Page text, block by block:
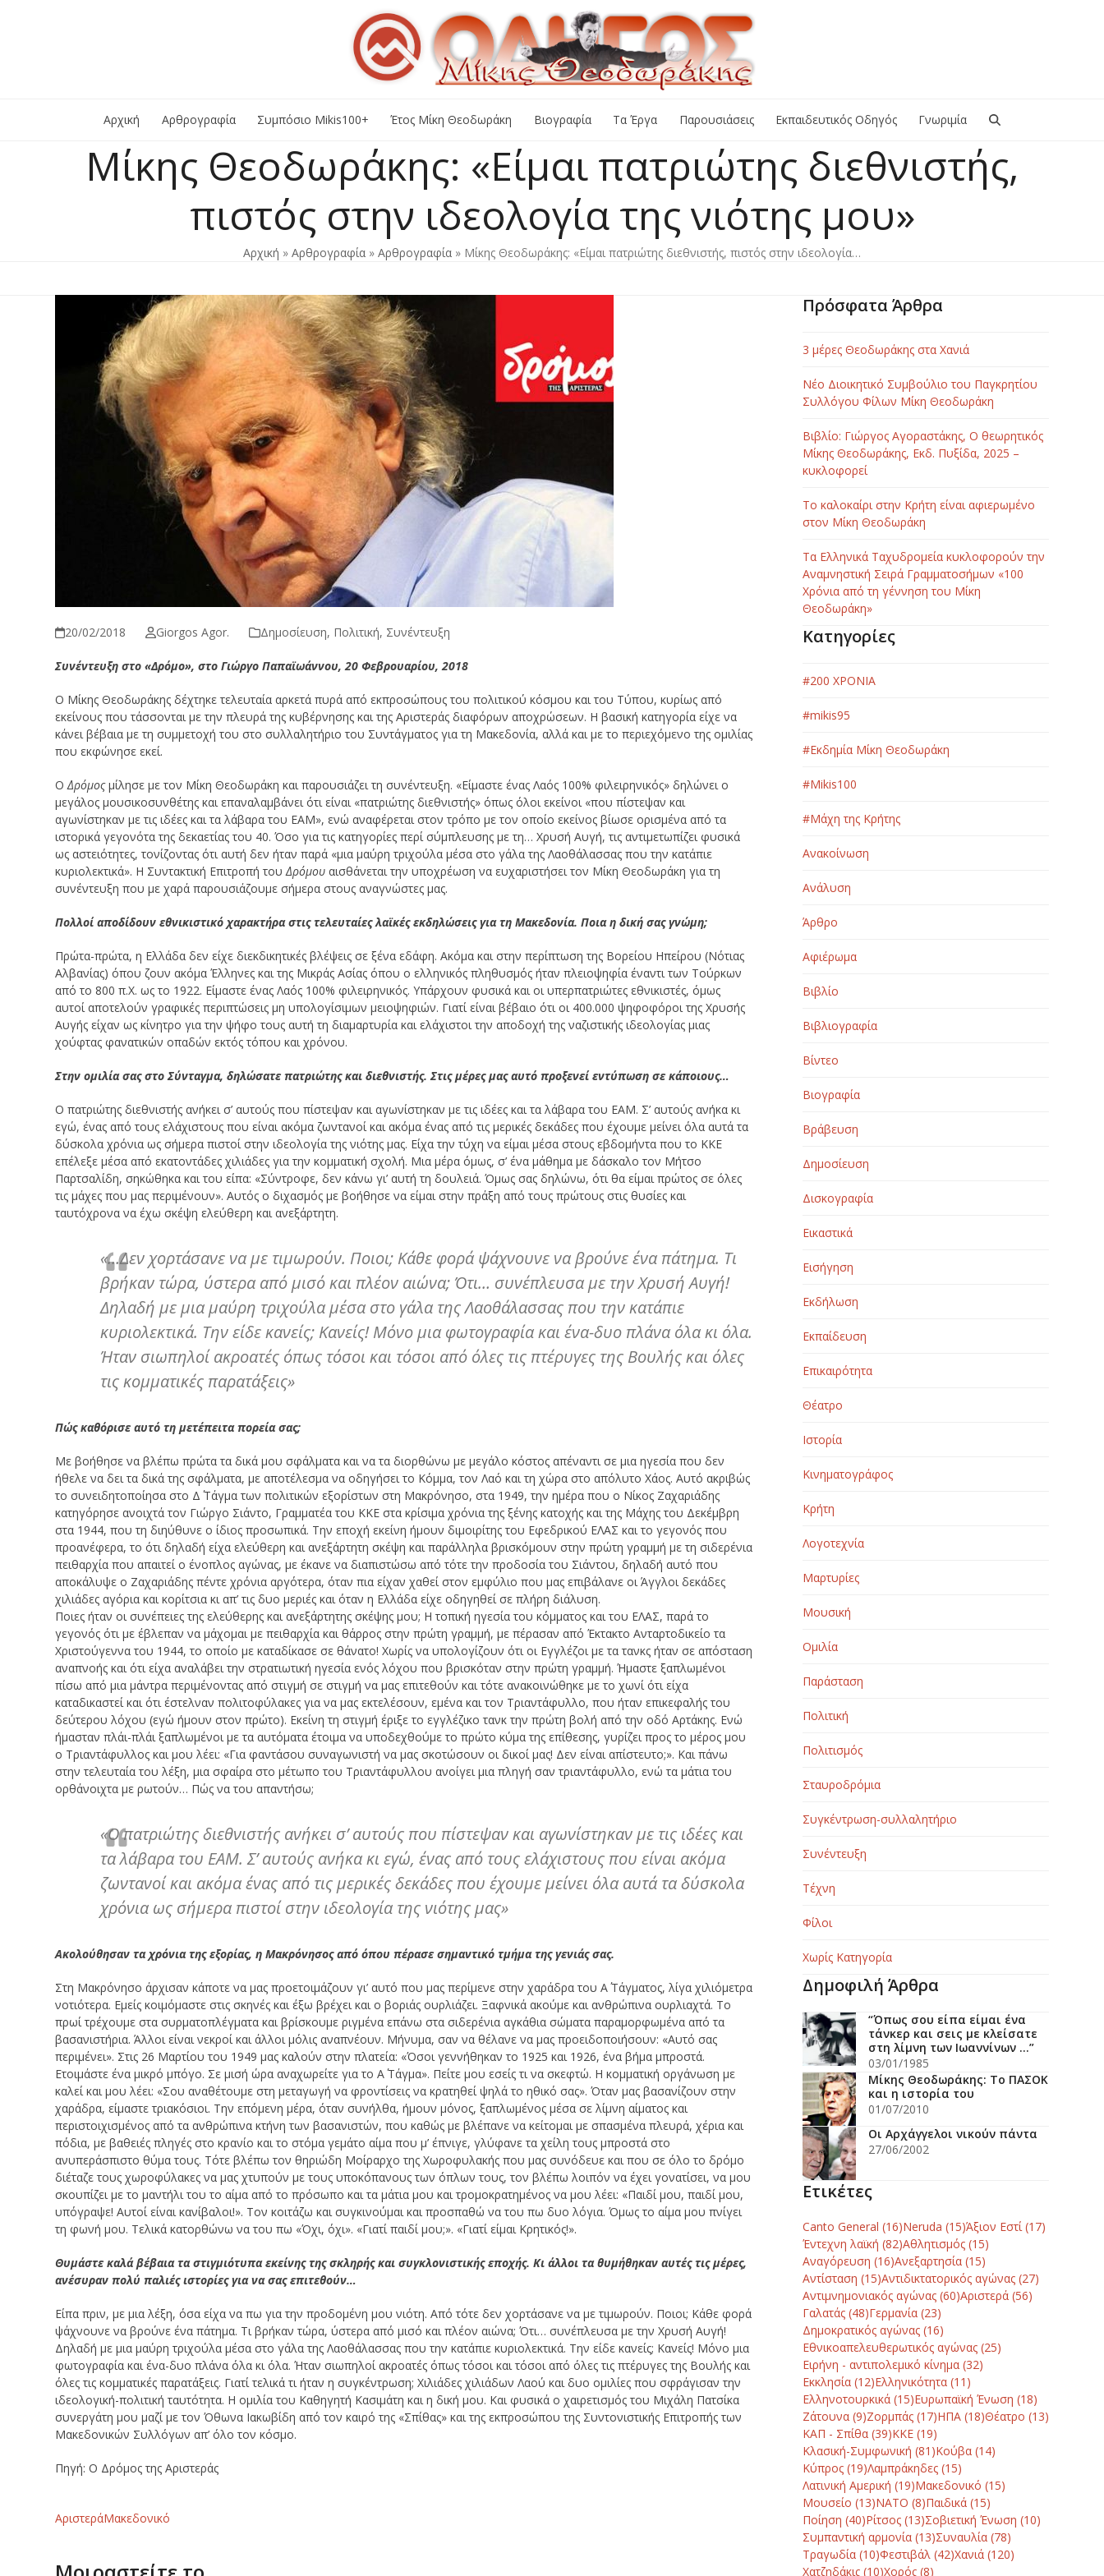
Αρχική Αρθρογραφία Συμπόσιο Mikis100+ Έτος Μίκη Θεοδωράκη Βιογραφία Τα Έργα Παρουσιάσεις Εκπαιδευτικός Οδηγός Γνωριμία
Μίκης Θεοδωράκης: «Είμαι πατριώτης διεθνιστής,
πιστός στην ιδεολογία της νιότης μου»
Αρχική » Αρθρογραφία » Αρθρογραφία » Μίκης Θεοδωράκης: «Είμαι πατριώτης διεθνιστής, πιστός στην ιδεολογία…
20/02/2018 Giorgos Agor. Δημοσίευση, Πολιτική, Συνέντευξη
Συνέντευξη στο «Δρόμο», στο Γιώργο Παπαϊωάννου, 20 Φεβρουαρίου, 2018
O Μίκης Θεοδωράκης δέχτηκε τελευταία αρκετά πυρά από εκπροσώπους του πολιτικού κόσμου και του Τύπου, κυρίως από
εκείνους που τάσσονται με την πλευρά της κυβέρνησης και της Αριστεράς διαφόρων αποχρώσεων. Η βασική κατηγορία είχε να
κάνει βέβαια με τη συμμετοχή του στο συλλαλητήριο του Συντάγματος για τη Μακεδονία, αλλά και με το περιεχόμενο της ομιλίας
που εκφώνησε εκεί.
ΟΔρόμοςμίλησε με τον Μίκη Θεοδωράκη και παρουσιάζει τη συνέντευξη. «Είμαστε ένας Λαός 100% φιλειρηνικός» δηλώνει ο
μεγάλος μουσικοσυνθέτης και επαναλαμβάνει ότι είναι «πατριώτης διεθνιστής» όπως όλοι εκείνοι «που πίστεψαν και
αγωνίστηκαν με τις ιδέες και τα λάβαρα του ΕΑΜ», ενώ αναφέρεται στον τρόπο με τον οποίο εκείνος βίωσε ορισμένα από τα
ιστορικά γεγονότα της δεκαετίας του 40. Όσο για τις κατηγορίες περί σύμπλευσης με τη… Χρυσή Αυγή, τις αντιμετωπίζει φυσικά
ως αστειότητες, τονίζοντας ότι αυτή δεν ήταν παρά «μια μαύρη τριχούλα μέσα στο γάλα της Λαοθάλασσας που την κατάπιε
κυριολεκτικά». Η Συντακτική Επιτροπή τουΔρόμου αισθάνεται την υποχρέωση να ευχαριστήσει τον Μίκη Θεοδωράκη για τη
συνέντευξη που με χαρά παρουσιάζουμε σήμερα στους αναγνώστες μας.
Πολλοί αποδίδουν εθνικιστικό χαρακτήρα στις τελευταίες λαϊκές εκδηλώσεις για τη Μακεδονία. Ποια η δική σας γνώμη;
Πρώτα-πρώτα, η Ελλάδα δεν είχε διεκδικητικές βλέψεις σε ξένα εδάφη. Ακόμα και στην περίπτωση της Βορείου Ηπείρου (Νότιας
Αλβανίας) όπου ζουν ακόμα Έλληνες και της Μικράς Ασίας όπου ο ελληνικός πληθυσμός ήταν πλειοψηφία έναντι των Τούρκων
από το 800 π.Χ. ως το 1922. Είμαστε ένας Λαός 100% φιλειρηνικός. Υπάρχουν φυσικά και οι υπερπατριώτες εθνικιστές, όμως
αυτοί αποτελούν γραφικές περιπτώσεις μη υπολογίσιμων μειοψηφιών. Γιατί είναι βέβαιο ότι οι 400.000 ψηφοφόροι της Χρυσής
Αυγής είχαν ως κίνητρο για την ψήφο τους αυτή τη διαμαρτυρία και ελάχιστοι την αποδοχή της ναζιστικής ιδεολογίας μιας
χούφτας φανατικών οπαδών εκτός τόπου και χρόνου.
Στην ομιλία σας στο Σύνταγμα, δηλώσατε πατριώτης και διεθνιστής. Στις μέρες μας αυτό προξενεί εντύπωση σε κάποιους…
Ο πατριώτης διεθνιστής ανήκει σ’ αυτούς που πίστεψαν και αγωνίστηκαν με τις ιδέες και τα λάβαρα του ΕΑΜ. Σ’ αυτούς ανήκα κι
εγώ, ένας από τους ελάχιστους που είναι ακόμα ζωντανοί και ακόμα ένας από τις μερικές δεκάδες που έχουμε μείνει όλα αυτά τα
δύσκολα χρόνια ως σήμερα πιστοί στην ιδεολογία της νιότης μας. Είχα την τύχη να είμαι μέσα στους εβδομήντα που το ΚΚΕ
επέλεξε μέσα από εκατοντάδες χιλιάδες για την κομματική σχολή. Μια μέρα όμως, σ’ ένα μάθημα με δάσκαλο τον Μήτσο
Παρτσαλίδη, σηκώθηκα και του είπα: «Σύντροφε, δεν κάνω γι’ αυτή τη δουλειά. Όμως σας δηλώνω, ότι θα είμαι πρώτος σε όλες
τις μάχες που μας περιμένουν». Αυτός ο διχασμός με βοήθησε να είμαι στην πράξη από τους πρώτους στις θυσίες και
ταυτόχρονα να έχω σκέψη ελεύθερη και ανεξάρτητη.
«…Δεν χορτάσανε να με τιμωρούν. Ποιοι; Κάθε φορά ψάχνουνε να βρούνε ένα πάτημα. Τι
βρήκαν τώρα, ύστερα από μισό και πλέον αιώνα; Ότι… συνέπλευσα με την Χρυσή Αυγή!
Δηλαδή με μια μαύρη τριχούλα μέσα στο γάλα της Λαοθάλασσας που την κατάπιε
κυριολεκτικά. Την είδε κανείς; Κανείς! Μόνο μια φωτογραφία και ένα-δυο πλάνα όλα κι όλα.
Ήταν σιωπηλοί ακροατές όπως τόσοι και τόσοι από όλες τις πτέρυγες της Βουλής και όλες
τις κομματικές παρατάξεις»
Πώς καθόρισε αυτό τη μετέπειτα πορεία σας;
Με βοήθησε να βλέπω πρώτα τα δικά μου σφάλματα και να τα διορθώνω με μεγάλο κόστος απέναντι σε μια ηγεσία που δεν
ήθελε να δει τα δικά της σφάλματα, με αποτέλεσμα να οδηγήσει το Κόμμα, τον Λαό και τη χώρα στο απόλυτο Χάος. Αυτό ακριβώς
το συνειδητοποίησα στο Δ΄ Τάγμα των πολιτικών εξορίστων στη Μακρόνησο, στα 1949, την ημέρα που ο Νίκος Ζαχαριάδης
κατηγόρησε ανοιχτά τον Γιώργο Σιάντο, Γραμματέα του ΚΚΕ στα κρίσιμα χρόνια της ξένης κατοχής και της Μάχης του Δεκέμβρη
στα 1944, που τη διηύθυνε ο ίδιος προσωπικά. Την εποχή εκείνη ήμουν διμοιρίτης του Εφεδρικού ΕΛΑΣ και το γεγονός που
προανέφερα, το ότι δηλαδή είχα ελεύθερη και ανεξάρτητη σκέψη και παράλληλα βρισκόμουν στην πρώτη γραμμή με τη σιδερένια
πειθαρχία που απαιτεί ο ένοπλος αγώνας, με έκανε να διαπιστώσω από τότε την προδοσία του Σιάντου, δηλαδή αυτό που
αποκάλυψε ο Ζαχαριάδης πέντε χρόνια αργότερα, όταν πια είχαν χαθεί στον εμφύλιο που μας επιβάλανε οι Άγγλοι δεκάδες
χιλιάδες αγόρια και κορίτσια κι απ’ τις δυο μεριές και όταν η Ελλάδα είχε οδηγηθεί σε πλήρη διάλυση.
Ποιες ήταν οι συνέπειες της ελεύθερης και ανεξάρτητης σκέψης μου; Η τοπική ηγεσία του κόμματος και του ΕΛΑΣ, παρά το
γεγονός ότι με έβλεπαν να μάχομαι με πειθαρχία και θάρρος στην πρώτη γραμμή, με πέρασαν από Έκτακτο Ανταρτοδικείο τα
Χριστούγεννα του 1944, το οποίο με καταδίκασε σε θάνατο! Χωρίς να υπολογίζουν ότι οι Εγγλέζοι με τα τανκς ήταν σε απόσταση
αναπνοής και ότι είχα αναλάβει την στρατιωτική ηγεσία ενός λόχου που βρισκόταν στην πρώτη γραμμή. Ήμαστε ξαπλωμένοι
πίσω από μια μάντρα περιμένοντας από στιγμή σε στιγμή να μας επιτεθούν και τότε ανακοινώθηκε με το χωνί ότι είχα
καταδικαστεί και ότι έστελναν πολιτοφύλακες για να μας εκτελέσουν, εμένα και τον Τριαντάφυλλο, που ήταν επικεφαλής του
δεύτερου λόχου (εγώ ήμουν στον πρώτο). Εκείνη τη στιγμή έριξε το εγγλέζικο τανκ την πρώτη βολή από την οδό Αρτάκης. Ενώ
ήμασταν πλάι-πλάι ξαπλωμένοι με τα αυτόματα έτοιμα να υποδεχθούμε το πρώτο κύμα της επίθεσης, γυρίζει προς το μέρος μου
ο Τριαντάφυλλος και μου λέει: «Για φαντάσου συναγωνιστή να μας σκοτώσουν οι δικοί μας! Δεν είναι απίστευτο;». Και πάνω
στην τελευταία του λέξη, μια σφαίρα στο μέτωπο του Τριαντάφυλλου ανοίγει μια πληγή σαν τριαντάφυλλο, ενώ τα μάτια του
ορθάνοιχτα με ρωτούν… Πώς να του απαντήσω;
«Ο πατριώτης διεθνιστής ανήκει σ’ αυτούς που πίστεψαν και αγωνίστηκαν με τις ιδέες και
τα λάβαρα του ΕΑΜ. Σ’ αυτούς ανήκα κι εγώ, ένας από τους ελάχιστους που είναι ακόμα
ζωντανοί και ακόμα ένας από τις μερικές δεκάδες που έχουμε μείνει όλα αυτά τα δύσκολα
χρόνια ως σήμερα πιστοί στην ιδεολογία της νιότης μας»
Ακολούθησαν τα χρόνια της εξορίας, η Μακρόνησος από όπου πέρασε σημαντικό τμήμα της γενιάς σας.
Στη Μακρόνησο άρχισαν κάποτε να μας προετοιμάζουν γι’ αυτό που μας περίμενε στην χαράδρα του Α΄ Τάγματος, λίγα χιλιόμετρα
νοτιότερα. Εμείς κοιμόμαστε στις σκηνές και έξω βρέχει και ο βοριάς ουρλιάζει. Ξαφνικά ακούμε και ανθρώπινα ουρλιαχτά. Το
πρωί τρέχουμε στα συρματοπλέγματα και βρίσκουμε ριγμένα επάνω στα σιδερένια αγκάθια σώματα παραμορφωμένα από τα
βασανιστήρια. Άλλοι είναι νεκροί και άλλοι μόλις αναπνέουν. Μήνυμα, σαν να θέλανε να μας προειδοποιήσουν: «Αυτό σας
περιμένει». Στις 26 Μαρτίου του 1949 μας καλούν στην πλατεία: «Όσοι γεννήθηκαν το 1925 και 1926, ένα βήμα μπροστά.
Ετοιμάστε ένα μικρό μπόγο. Σε μισή ώρα αναχωρείτε για το Α΄ Τάγμα». Πείτε μου εσείς τι να σκεφτώ. Η κομματική οργάνωση με
καλεί και μου λέει: «Σου αναθέτουμε στη μεταγωγή να φροντίσεις να κρατηθεί ψηλά το ηθικό σας». Όταν μας βασανίζουν στην
χαράδρα, είμαστε τριακόσιοι. Την επόμενη μέρα, όταν συνήλθα, ήμουν μόνος, ξαπλωμένος μέσα σε λίμνη αίματος και
περιστοιχισμένος από τα ανθρώπινα κτήνη των βασανιστών, που καθώς με βλέπανε να κείτομαι με σπασμένα πλευρά, χέρια και
πόδια, με βαθειές πληγές στο κρανίο και το στόμα γεμάτο αίμα που μ’ έπνιγε, γλύφανε τα χείλη τους μπροστά στο
ανυπεράσπιστο θύμα τους. Τότε βλέπω τον θηριώδη Μοίραρχο της Χωροφυλακής που μας συνόδευε και που σε όλο το δρόμο
διέταζε τους χωροφύλακες να μας χτυπούν με τους υποκόπανους των όπλων τους, τον βλέπω λοιπόν να έχει γονατίσει, να μου
σκουπίζει με το μαντήλι του το αίμα από το πρόσωπο και τα μάτια μου και τρομοκρατημένος να μου λέει: «Παιδί μου, παιδί μου,
υπόγραψε! Αυτοί είναι κανίβαλοι!». Τον κοιτάζω και συγκινούμαι και προσπαθώ να του πω δυο λόγια. Όμως το αίμα μου πνίγει
τη φωνή μου. Τελικά κατορθώνω να του πω «Όχι, όχι». «Γιατί παιδί μου;». «Γιατί είμαι Κρητικός!».
Θυμάστε καλά βέβαια τα στιγμιότυπα εκείνης της σκληρής και συγκλονιστικής εποχής. Κι άλλοι τα θυμήθηκαν αυτές τις μέρες,
ανέσυραν πολύ παλιές ιστορίες για να σας επιτεθούν…
Είπα πριν, με μια λέξη, όσα είχα να πω για την προδομένη μου νιότη. Από τότε δεν χορτάσανε να με τιμωρούν. Ποιοι; Κάθε φορά
ψάχνουνε να βρούνε ένα πάτημα. Τι βρήκαν τώρα, ύστερα από μισό και πλέον αιώνα; Ότι… συνέπλευσα με την Χρυσή Αυγή!
Δηλαδή με μια μαύρη τριχούλα μέσα στο γάλα της Λαοθάλασσας που την κατάπιε κυριολεκτικά. Την είδε κανείς; Κανείς! Μόνο μια
φωτογραφία και ένα-δυο πλάνα όλα κι όλα. Ήταν σιωπηλοί ακροατές όπως τόσοι και τόσοι από όλες τις πτέρυγες της Βουλής και
όλες τις κομματικές παρατάξεις. Γιατί τελικά τι ήταν η συγκέντρωση; Χιλιάδες χιλιάδων Λαού και δυο ομιλίες που σφράγισαν την
ιδεολογική-πολιτική ταυτότητα. Η ομιλία του Καθηγητή Κασιμάτη και η δική μου. Και φυσικά ο χαιρετισμός του Μιχάλη Πατσίκα
συνεργάτη μου μαζί με τον Όθωνα Ιακωβίδη από τον καιρό της «Σπίθας» και της εκπροσώπου της Συντονιστικής Επιτροπής των
Μακεδονικών Συλλόγων απ’ όλο τον κόσμο.
Πηγή: Ο Δρόμος της Αριστεράς
ΑριστεράΜακεδονικό
Πρόσφατα Άρθρα
3 μέρες Θεοδωράκης στα Χανιά
Νέο Διοικητικό Συμβούλιο του Παγκρητίου
Συλλόγου Φίλων Μίκη Θεοδωράκη
Βιβλίο: Γιώργος Αγοραστάκης, Ο θεωρητικός
Μίκης Θεοδωράκης, Εκδ. Πυξίδα, 2025 –
κυκλοφορεί
Το καλοκαίρι στην Κρήτη είναι αφιερωμένο
στον Μίκη Θεοδωράκη
Τα Ελληνικά Ταχυδρομεία κυκλοφορούν την
Αναμνηστική Σειρά Γραμματοσήμων «100
Χρόνια από τη γέννηση του Μίκη
Θεοδωράκη»
Κατηγορίες
#200 ΧΡΟΝΙΑ
#mikis95
#Εκδημία Μίκη Θεοδωράκη
#Μikis100
#Μάχη της Κρήτης
Ανακοίνωση
Ανάλυση
Άρθρο
Αφιέρωμα
Βιβλίο
Βιβλιογραφία
Βίντεο
Βιογραφία
Βράβευση
Δημοσίευση
Δισκογραφία
Εικαστικά
Εισήγηση
Εκδήλωση
Εκπαίδευση
Επικαιρότητα
Θέατρο
Ιστορία
Κινηματογράφος
Κρήτη
Λογοτεχνία
Μαρτυρίες
Μουσική
Ομιλία
Παράσταση
Πολιτική
Πολιτισμός
Σταυροδρόμια
Συγκέντρωση-συλλαλητήριο
Συνέντευξη
Τέχνη
Φίλοι
Χωρίς Κατηγορία
Δημοφιλή Άρθρα
“Όπως σου είπα είμαι ένα
τάνκερ και σεις με κλείσατε
στη λίμνη των Ιωαννίνων …”
03/01/1985
Μίκης Θεοδωράκης: Το ΠΑΣΟΚ
και η ιστορία του
01/07/2010
Οι Αρχάγγελοι νικούν πάντα
27/06/2002
Ετικέτες
Canto General (16)Neruda (15)Άξιον Εστί(17)
Έντεχνη λαϊκή (82)Αθλητισμός(15)
Αναγόρευση (16)Ανεξαρτησία(15)
Αντίσταση (15)Αντιδικτατορικός αγώνας(27)
Αντιμνημονιακός αγώνας(60)Αριστερά(56)
Γαλατάς(48)Γερμανία(23)
Δημοκρατικός αγώνας(16)
Εθνικοαπελευθερωτικός αγώνας(25)
Ειρήνη - αντιπολεμικό κίνημα(32)
Εκκλησία(12)Ελληνικότητα(11)
Ελληνοτουρκικά(15)Ευρωπαϊκή Ένωση (18)
Ζάτουνα(9)Ζορμπάς(17)ΗΠΑ(18)Θέατρο (13)
ΚΑΠ - Σπίθα(39)ΚΚΕ(19)
Κλασική-Συμφωνική (81)Κούβα(14)
Κύπρος(19)Λαμπράκηδες(15)
Λατινική Αμερική (19)Μακεδονικό (15)
Μουσείο (13)ΝΑΤΟ (8)Παιδικά(15)
Ποίηση (40)Ρίτσος(13)Σοβιετική Ένωση (10)
Συμπαντική αρμονία(13)Συναυλία(78)
Τραγωδία(10)Φεστιβάλ(42)Χανιά(120)
Χατζηδάκις(10)Χορός(8)